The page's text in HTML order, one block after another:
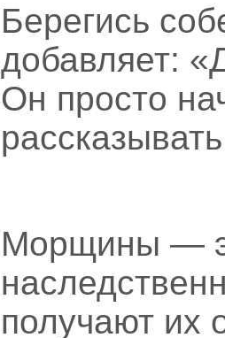
Берегись
добавляет:
Он просто
Морщины —
получают их